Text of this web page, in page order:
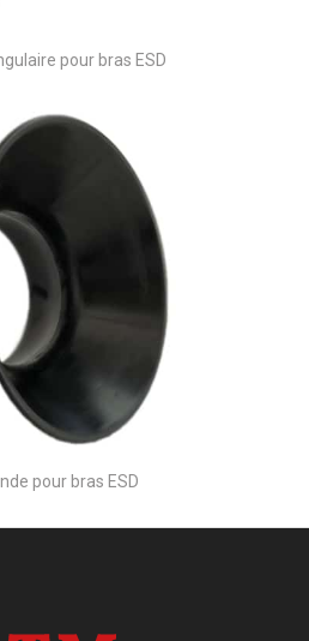
pour bras ESD
pour bras ESD